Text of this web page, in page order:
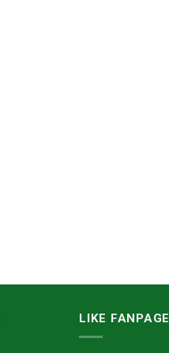
LIKE FANPAGE